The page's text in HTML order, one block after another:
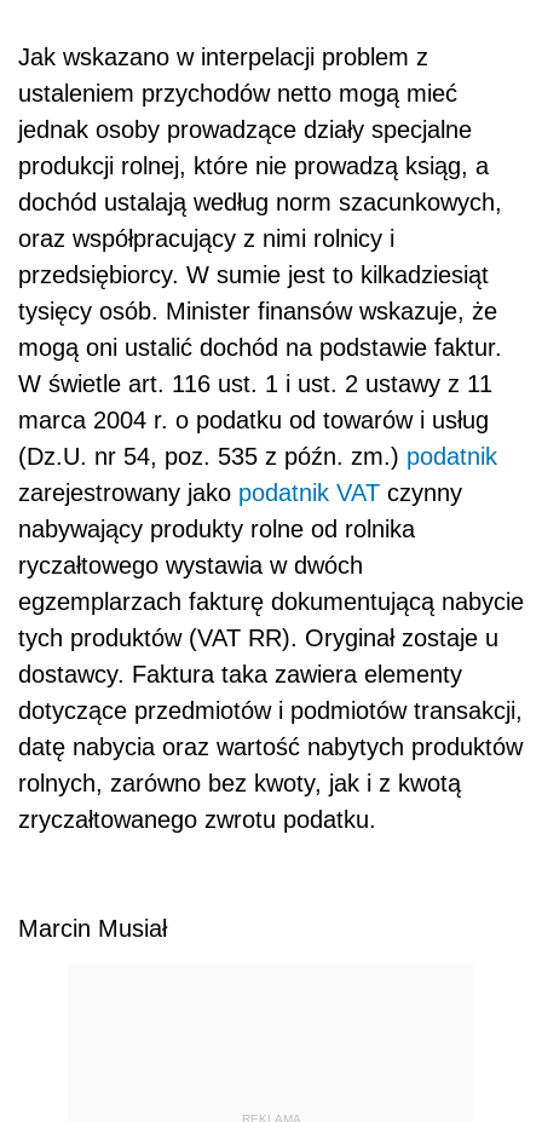
Jak wskazano w interpelacji problem z
ustaleniem przychodów netto mogą mieć
jednak osoby prowadzące działy specjalne
produkcji rolnej, które nie prowadzą ksiąg, a
dochód ustalają według norm szacunkowych,
oraz współpracujący z nimi rolnicy i
przedsiębiorcy. W sumie jest to kilkadziesiąt
tysięcy osób. Minister finansów wskazuje, że
mogą oni ustalić dochód na podstawie faktur.
W świetle art. 116 ust. 1 i ust. 2 ustawy z 11
marca 2004 r. o podatku od towarów i usług
(Dz.U. nr 54, poz. 535 z późn. zm.) podatnik
zarejestrowany jako podatnik VAT czynny
nabywający produkty rolne od rolnika
ryczałtowego wystawia w dwóch
egzemplarzach fakturę dokumentującą nabycie
tych produktów (VAT RR). Oryginał zostaje u
dostawcy. Faktura taka zawiera elementy
dotyczące przedmiotów i podmiotów transakcji,
datę nabycia oraz wartość nabytych produktów
rolnych, zarówno bez kwoty, jak i z kwotą
zryczałtowanego zwrotu podatku.
Marcin Musiał
REKLAMA